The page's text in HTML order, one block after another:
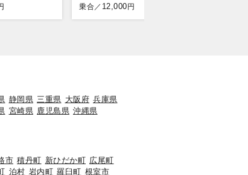
乗合／ 12,000円
静岡県 三重県 大阪府 兵庫県
宮崎県 鹿児島県 沖縄県
市 積丹町 新ひだか町 広尾町
泊村 岩内町 羅臼町 根室市